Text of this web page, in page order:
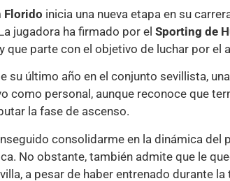
Florido inicia una nueva etapa en su
jugadora ha firmado por el Sporting de
que parte con el objetivo de luchar por el
su último año en el conjunto sevillista,
como personal, aunque reconoce que
la fase de ascenso.
consolidarme en la dinámica del
No obstante, también admite que le
a pesar de haber entrenado durante